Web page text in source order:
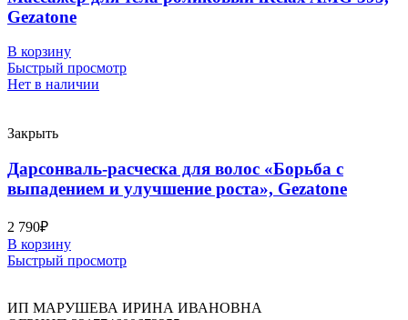
Gezatone
В корзину
Быстрый просмотр
Нет в наличии
Закрыть
Дарсонваль-расческа для волос «Борьба с
выпадением и улучшение роста», Gezatone
2 790₽
В корзину
Быстрый просмотр
ИП МАРУШЕВА ИРИНА ИВАНОВНА